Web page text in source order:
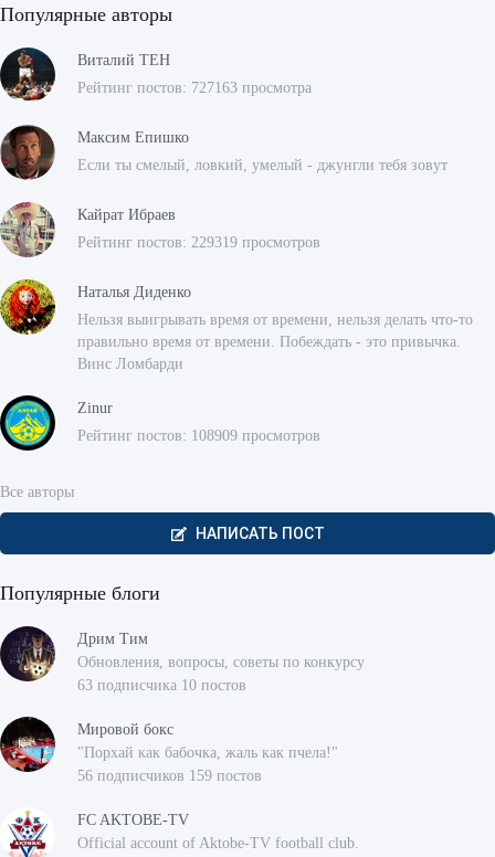
Популярные авторы
Виталий ТЕН
Рейтинг постов: 727163 просмотра
Максим Епишко
Если ты смелый, ловкий, умелый - джунгли тебя зовут
Кайрат Ибраев
Рейтинг постов: 229319 просмотров
Наталья Диденко
Нельзя выигрывать время от времени, нельзя делать что-то
правильно время от времени. Побеждать - это привычка.
Винс Ломбарди
Zinur
Рейтинг постов: 108909 просмотров
Все авторы
НАПИСАТЬ ПОСТ
Популярные блоги
Дрим Тим
Обновления, вопросы, советы по конкурсу
63 подписчика 10 постов
Мировой бокс
"Порхай как бабочка, жаль как пчела!"
56 подписчиков 159 постов
FC AKTOBE-TV
Official account of Aktobe-TV football club.